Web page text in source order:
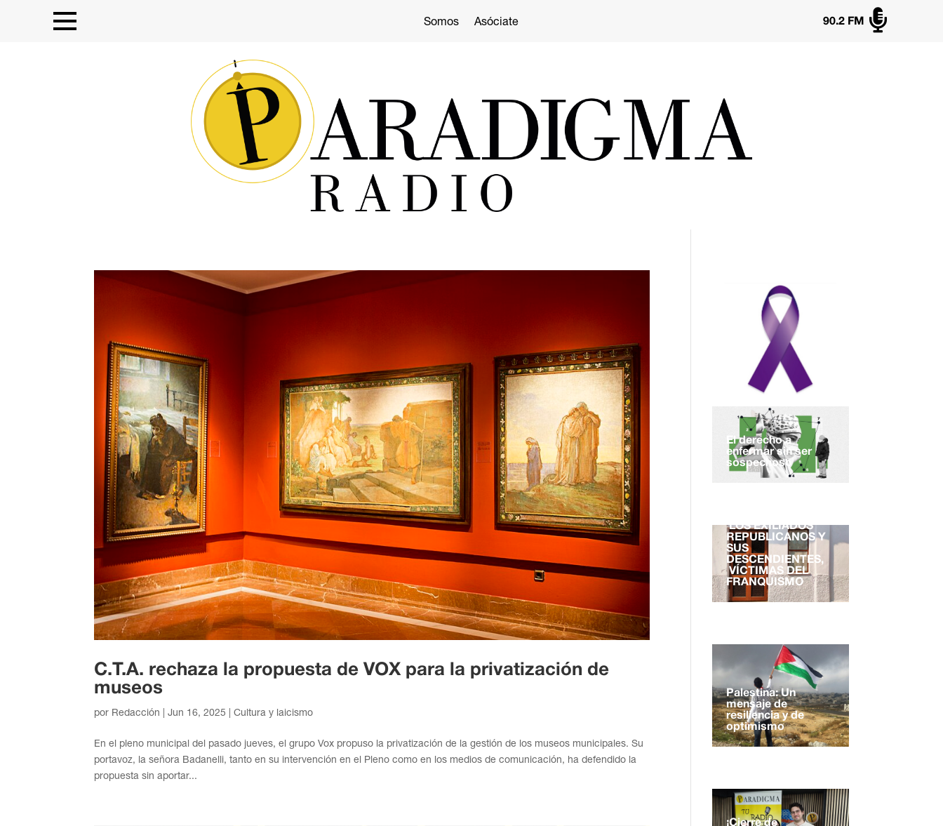
Somos Asóciate 
90.2 FM
C.T.A. rechaza la propuesta de VOX para la privatización de
museos
por Redacción |Jun 16, 2025 |Cultura y laicismo
En el pleno municipal del pasado jueves, el grupo Vox propuso la privatización de la gestión de los museos municipales. Su
portavoz, la señora Badanelli, tanto en su intervención en el Pleno como en los medios de comunicación, ha defendido la
propuesta sin aportar...
El derecho a
enfermar sin ser
sospechoso
LOS EXILIADOS
REPUBLICANOS Y
SUS
DESCENDIENTES,
VÍCTIMAS DEL
FRANQUISMO
Palestina: Un
mensaje de
resiliencia y de
optimismo
¡Cierre de